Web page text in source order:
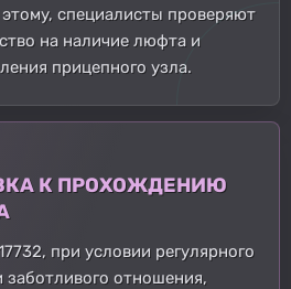
специалисты проверяют
на наличие люфта и
прицепного узла.
К ПРОХОЖДЕНИЮ
при условии регулярного
отношения,